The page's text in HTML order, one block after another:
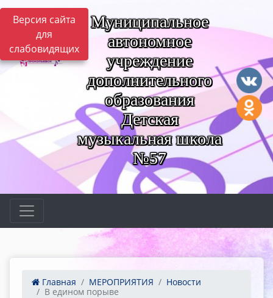
Версия сайта
для
слабовидящих
Муниципальное
автономное
учреждение
дополнительного
образования
Детская
музыкальная школа
№57
Главная МЕРОПРИЯТИЯ
Новости
В едином порыве